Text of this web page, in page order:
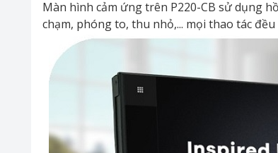
Màn hình cảm ứng trên P220-CB sử dụng
chạm, phóng to, thu nhỏ,... mọi thao tác